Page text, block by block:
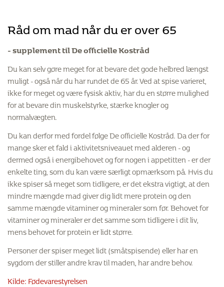
Råd om mad når du er over 65
- supplement til De officielle Kostråd
Du kan selv gøre meget for at bevare det gode helbred længst
muligt - også når du har rundet de 65 år. Ved at spise varieret,
ikke for meget og være fysisk aktiv, har du en større mulighed
for at bevare din muskelstyrke, stærke knogler og
normalvægten.
Du kan derfor med fordel følge De officielle Kostråd. Da der for
mange sker et fald i aktivitetsniveauet med alderen - og
dermed også i energibehovet og for nogen i appetitten - er der
enkelte ting, som du kan være særligt opmærksom på. Hvis du
ikke spiser så meget som tidligere, er det ekstra vigtigt, at den
mindre mængde mad giver dig lidt mere protein og den
samme mængde vitaminer og mineraler som før. Behovet for
vitaminer og mineraler er det samme som tidligere i dit liv,
mens behovet for protein er lidt større.
Personer der spiser meget lidt (småtspisende) eller har en
sygdom der stiller andre krav til maden, har andre behov.
Kilde: Fødevarestyrelsen